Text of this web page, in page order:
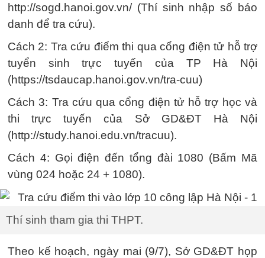
http://sogd.hanoi.gov.vn/ (Thí sinh nhập số báo
danh để tra cứu).
Cách 2: Tra cứu điểm thi qua cổng điện tử hỗ trợ
tuyển sinh trực tuyến của TP Hà Nội
(https://tsdaucap.hanoi.gov.vn/tra-cuu)
Cách 3: Tra cứu qua cổng điện tử hỗ trợ học và
thi trực tuyến của Sở GD&ĐT Hà Nội
(http://study.hanoi.edu.vn/tracuu).
Cách 4: Gọi điện đến tổng đài 1080 (Bấm Mã
vùng 024 hoặc 24 + 1080).
Thí sinh tham gia thi THPT.
Theo kế hoạch, ngày mai (9/7), Sở GD&ĐT họp